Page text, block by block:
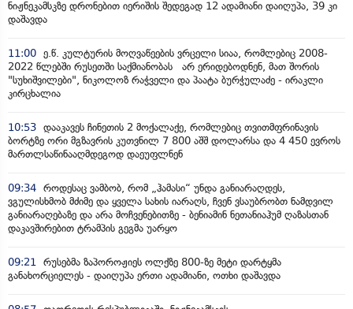
ნიჟნეკამსკზე დრონებით იერიშის შედეგად 12 ადამიანი დაიღუპა, 39 კი
დაშავდა
11:00 ე.წ. კულტურის მოღვაწეების ვრცელი სიაა, რომლებიც 2008-
2022 წლებში რუსეთში საქმიანობას არ ერიდებოდნენ, მათ შორის
"სუხიშვილები", ნიკოლოზ რაჭველი და პაატა ბურჭულაძე - ირაკლი
კირცხალია
10:53 დააკავეს ჩინეთის 2 მოქალაქე, რომლებიც თვითმფრინავის
ბორტზე ორი მგზავრის კუთვნილ 7 800 აშშ დოლარსა და 4 450 ევროს
მართლსაწინააღმდეგოდ დაეუფლნენ
09:34 როდესაც ვამბობ, რომ „ჰამასი“ უნდა განიარაღდეს,
ვგულისხმობ მძიმე და ყველა სახის იარაღს, ჩვენ ვსაუბრობთ ნამდვილ
განიარაღებაზე და არა მოჩვენებითზე - ბენიამინ ნეთანიაჰუმ ღაზასთან
დაკავშირებით ტრამპის გეგმა უარყო
09:21
რუსებმა ზაპოროჟიეს ოლქზე 800-ზე მეტი დარტყმა
განახორციელეს - დაიღუპა ერთი ადამიანი, ოთხი დაშავდა